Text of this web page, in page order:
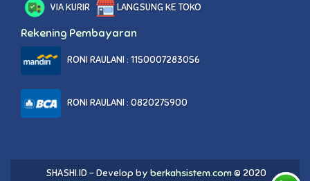
VIA KURIR LANGSUNG KE TOKO
Rekening Pembayaran
RONI RAULANI : 1150007283056
RONI RAULANI : 0820275900
SHASHI.ID - Develop byberkahsistem.com© 2020